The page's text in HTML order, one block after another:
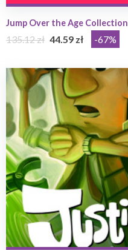
Jump Over the Age Collection
135.12 zł 44.59 zł -67%